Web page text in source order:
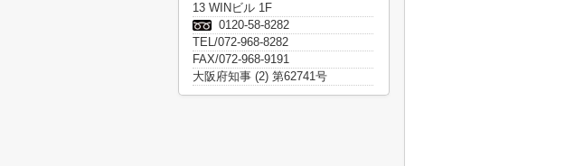
13 WINビル 1F
0120-58-8282
TEL/072-968-8282
FAX/072-968-9191
大阪府知事 (2) 第62741号